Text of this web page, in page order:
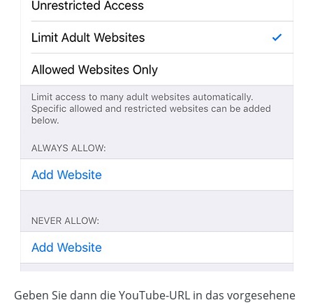
Geben Sie dann die YouTube-URL in das vorgesehene